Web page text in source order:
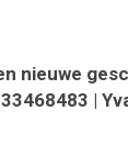
nieuwe
|